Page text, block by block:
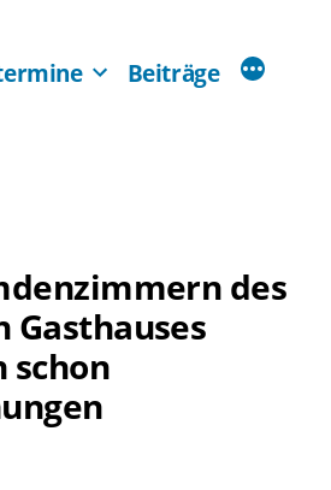
Beiträge
des
Gasthauses
schon